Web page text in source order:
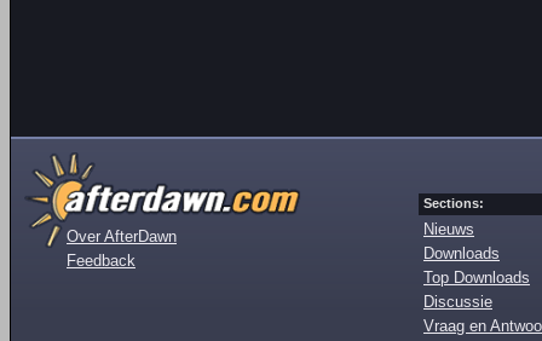
Over AfterDawn
Feedback
Sections:
Nieuws
Downloads
Top Downloads
Discussie
Vraag en